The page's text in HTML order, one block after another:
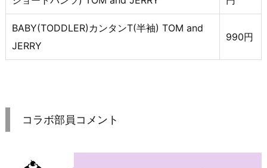
BABY(TODDLER)カンタンT(半袖) TOM and
JERRY
990円
コラボ部員コメント